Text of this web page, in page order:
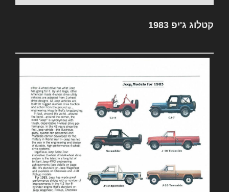
קטלוג ג'יפ 1983